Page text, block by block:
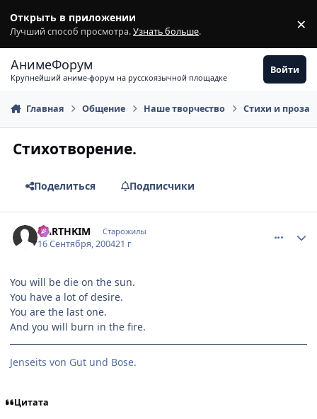
Открыть в приложении
Лучший способ просмотра.Узнать больше. ×
АнимеФорум
Крупнейший аниме-форум на русскоязычной площадке
Войти
Главная Общение Наше творчество Стихи и проза
Стихотворение.
Поделиться Подписчики
DARTHKIM Старожилы
16 Сентября, 200421 г
You will be die on the sun.
You have a lot of desire.
You are the last one.
And you will burn in the fire.
Jenseits von Gut und Bose.
Цитата